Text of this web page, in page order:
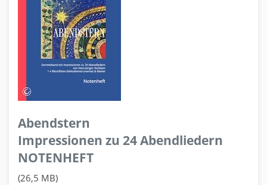
Abendstern
Impressionen zu 24 Abendliedern
NOTENHEFT
(26,5 MB)